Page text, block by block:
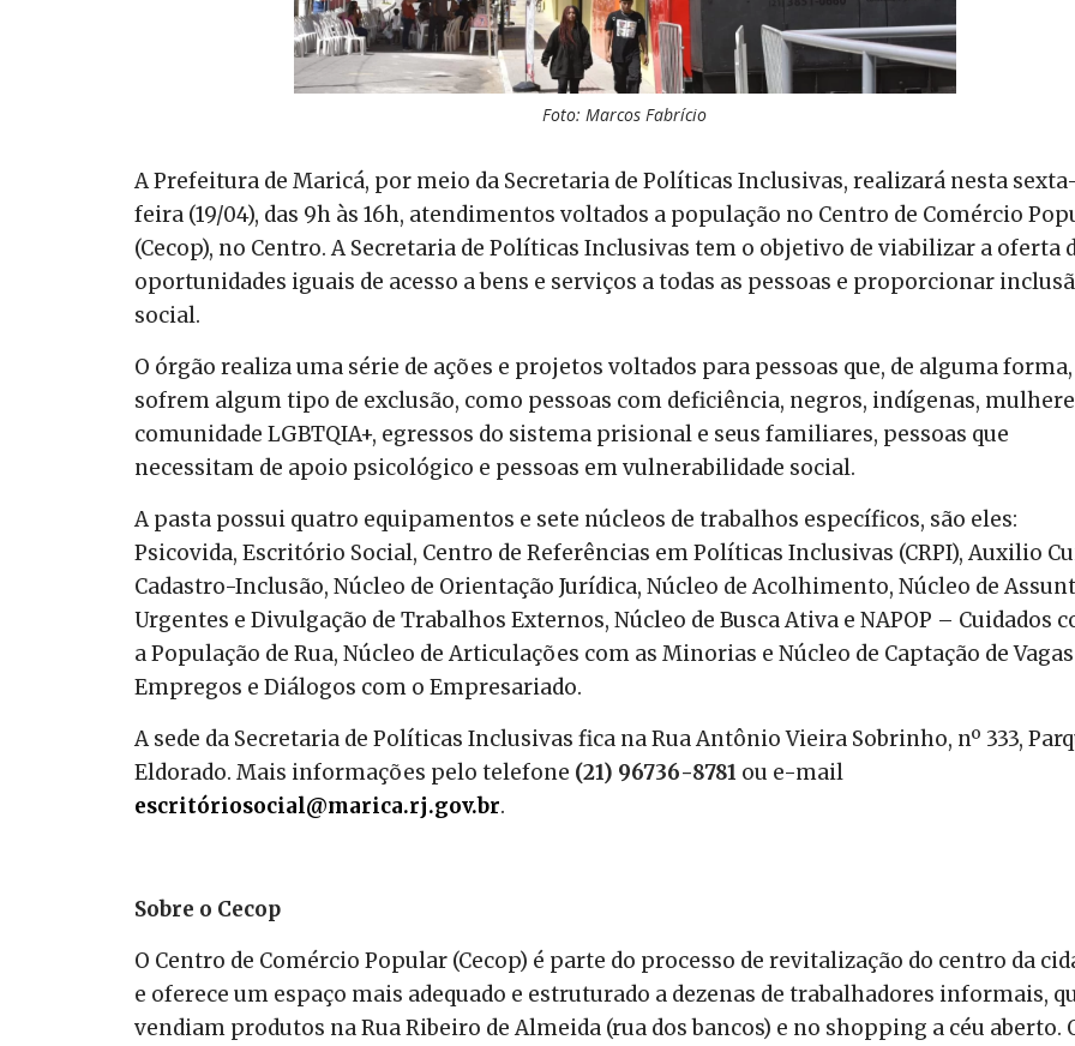
Foto: Marcos Fabrício
A Prefeitura de Maricá, por meio da Secretaria de Políticas Inclusivas, realizará nesta
feira (19/04), das 9h às 16h, atendimentos voltados a população no Centro de Comércio
(Cecop), no Centro. A Secretaria de Políticas Inclusivas tem o objetivo de viabilizar a oferta
oportunidades iguais de acesso a bens e serviços a todas as pessoas e proporcionar
social.
O órgão realiza uma série de ações e projetos voltados para pessoas que, de alguma forma,
sofrem algum tipo de exclusão, como pessoas com deficiência, negros, indígenas,
comunidade LGBTQIA+, egressos do sistema prisional e seus familiares, pessoas que
necessitam de apoio psicológico e pessoas em vulnerabilidade social.
A pasta possui quatro equipamentos e sete núcleos de trabalhos específicos, são eles:
Psicovida, Escritório Social, Centro de Referências em Políticas Inclusivas (CRPI), Auxilio
Cadastro-Inclusão, Núcleo de Orientação Jurídica, Núcleo de Acolhimento, Núcleo de
Urgentes e Divulgação de Trabalhos Externos, Núcleo de Busca Ativa e NAPOP – Cuidados
a População de Rua, Núcleo de Articulações com as Minorias e Núcleo de Captação de
Empregos e Diálogos com o Empresariado.
A sede da Secretaria de Políticas Inclusivas fica na Rua Antônio Vieira Sobrinho, nº 333,
Eldorado. Mais informações pelo telefone (21) 96736-8781 ou e-mail
escritóriosocial@marica.rj.gov.br.
Sobre o Cecop
O Centro de Comércio Popular (Cecop) é parte do processo de revitalização do centro da
e oferece um espaço mais adequado e estruturado a dezenas de trabalhadores informais,
vendiam produtos na Rua Ribeiro de Almeida (rua dos bancos) e no shopping a céu aberto.